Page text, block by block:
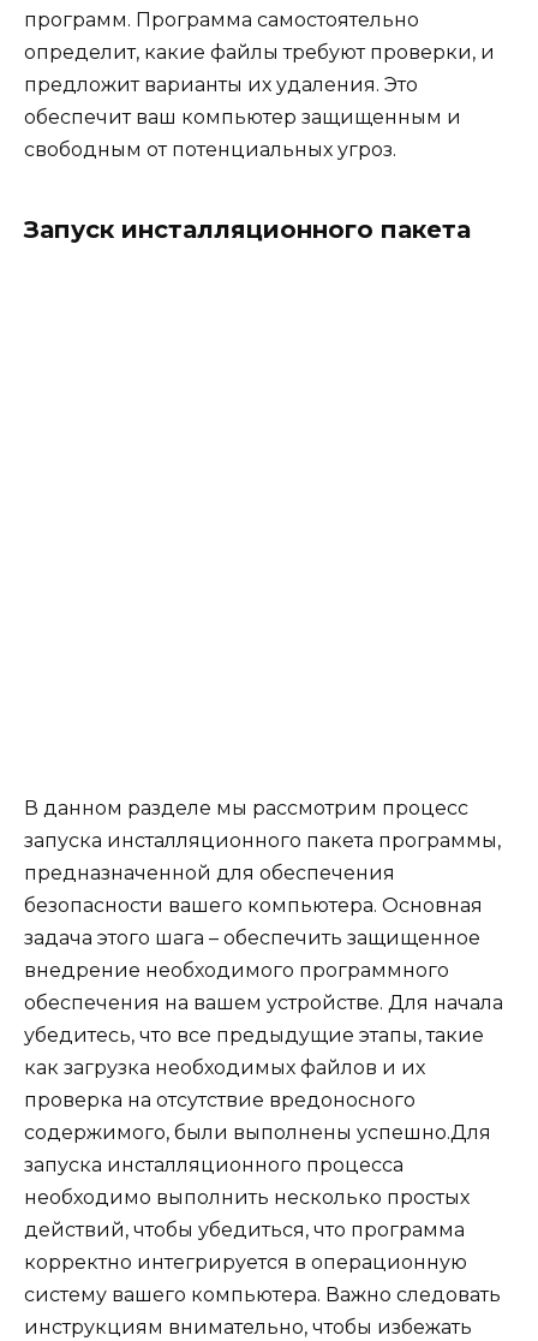
программ. Программа самостоятельно
определит, какие файлы требуют проверки, и
предложит варианты их удаления. Это
обеспечит ваш компьютер защищенным и
свободным от потенциальных угроз.
Запуск инсталляционного пакета
В данном разделе мы рассмотрим процесс
запуска инсталляционного пакета программы,
предназначенной для обеспечения
безопасности вашего компьютера. Основная
задача этого шага – обеспечить защищенное
внедрение необходимого программного
обеспечения на вашем устройстве. Для начала
убедитесь, что все предыдущие этапы, такие
как загрузка необходимых файлов и их
проверка на отсутствие вредоносного
содержимого, были выполнены успешно.Для
запуска инсталляционного процесса
необходимо выполнить несколько простых
действий, чтобы убедиться, что программа
корректно интегрируется в операционную
систему вашего компьютера. Важно следовать
инструкциям внимательно, чтобы избежать